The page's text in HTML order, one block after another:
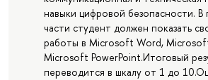
навыки цифровой безопасности. В
части студент должен показать
работы в Microsoft Word,
Microsoft PowerPoint.Итоговый
переводится в шкалу от 1 до